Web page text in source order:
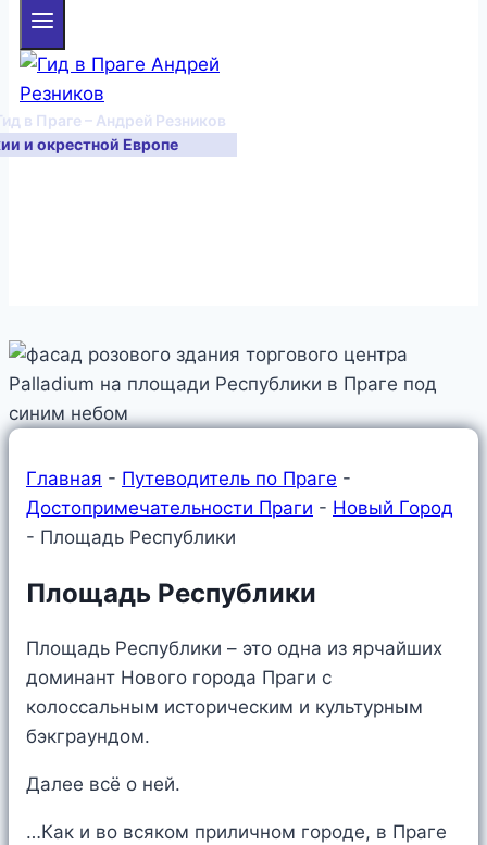
в Праге – Андрей Резников
и окрестной Европе
Главная - Путеводитель по Праге -
Достопримечательности Праги - Новый Город
- Площадь Республики
Площадь Республики
Площадь Республики – это одна из ярчайших
доминант Нового города Праги с
колоссальным историческим и культурным
бэкграундом.
Далее всё о ней.
…Как и во всяком приличном городе, в Праге